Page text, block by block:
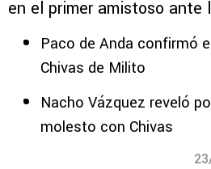
en el primer amistoso ante
Paco de Anda confirmó
Chivas de Milito
Nacho Vázquez reveló
molesto con Chivas